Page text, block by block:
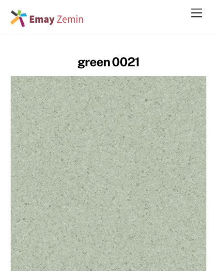
green 0021